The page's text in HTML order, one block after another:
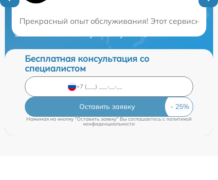
Прекрасный опыт обслуживания! Этот сервисный
Нужна консультация?
Закажите бесплатную консультацию
Бесплатная консультация со
специалистом
Оставить заявку
Нажимая на кнопку "Оставить заявку" Вы соглашаетесь cполитикой
конфиденциальности